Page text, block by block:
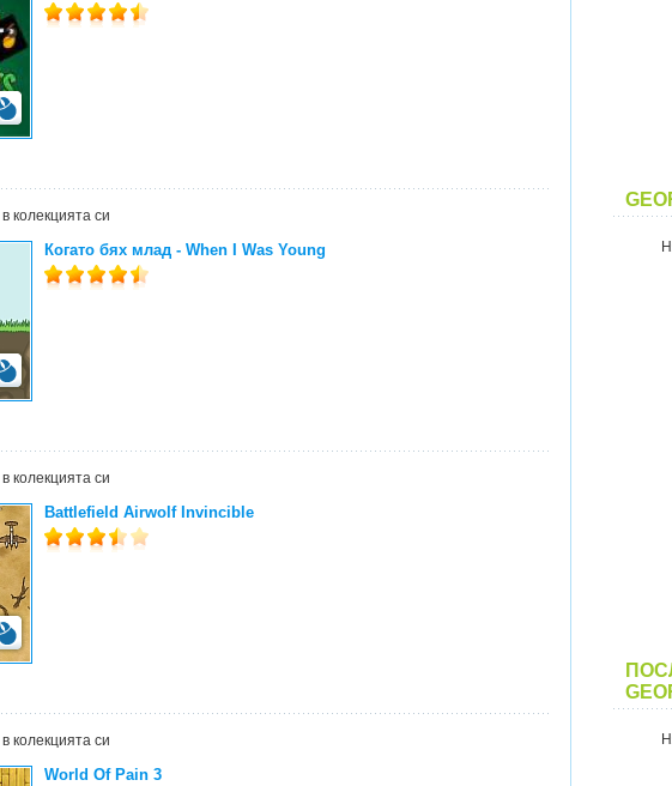
колекцията си
Когато бях млад - When I Was Young
колекцията си
Battlefield Airwolf Invincible
колекцията си
World Of Pain 3